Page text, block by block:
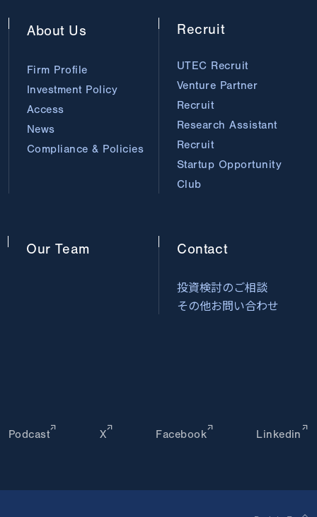
Our Team
About Us
Firm Profile
Investment Policy
Access
News
Compliance & Policies
Recruit
UTEC Recruit
Venture Partner
Recruit
Research Assistant
Recruit
Startup Opportunity
Club
Contact
投資検討のご相談
その他お問い合わせ
Podcast X Facebook Linkedin